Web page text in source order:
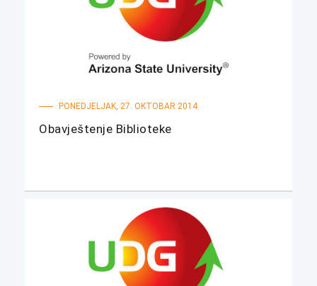
PONEDJELJAK, 27. OKTOBAR 2014.
Obavještenje Biblioteke